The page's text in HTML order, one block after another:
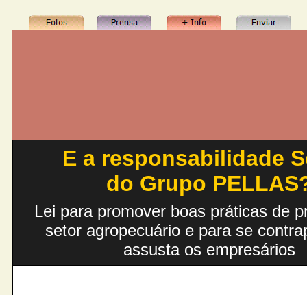
E a responsabilidade
do Grupo
Lei para promover boas práticas de
setor agropecuário e para se
assusta os empresários